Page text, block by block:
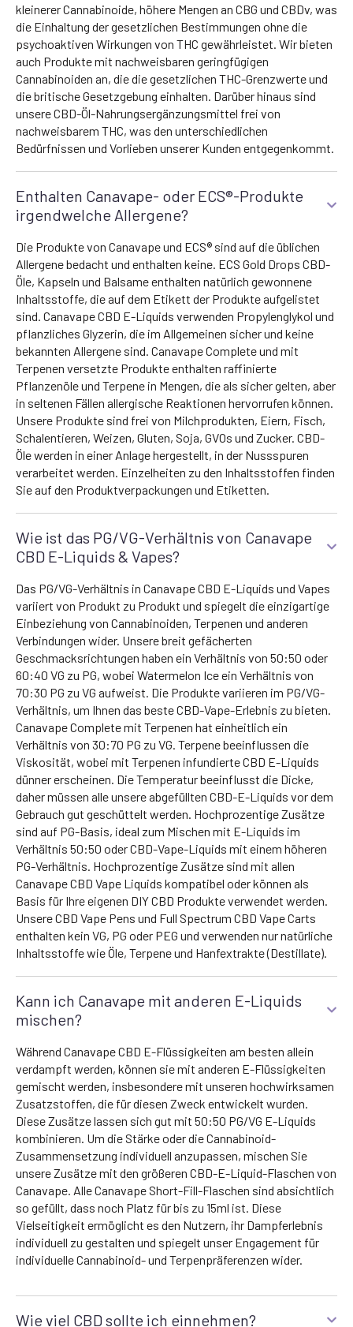
kleinerer Cannabinoide, höhere Mengen an CBG und CBDv, was
die Einhaltung der gesetzlichen Bestimmungen ohne die
psychoaktiven Wirkungen von THC gewährleistet. Wir bieten
auch Produkte mit nachweisbaren geringfügigen
Cannabinoiden an, die die gesetzlichen THC-Grenzwerte und
die britische Gesetzgebung einhalten. Darüber hinaus sind
unsere CBD-Öl-Nahrungsergänzungsmittel frei von
nachweisbarem THC, was den unterschiedlichen
Bedürfnissen und Vorlieben unserer Kunden entgegenkommt.
Enthalten Canavape- oder ECS®-Produkte
irgendwelche Allergene?
Die Produkte von Canavape und ECS® sind auf die üblichen
Allergene bedacht und enthalten keine. ECS Gold Drops CBD-
Öle, Kapseln und Balsame enthalten natürlich gewonnene
Inhaltsstoffe, die auf dem Etikett der Produkte aufgelistet
sind. Canavape CBD E-Liquids verwenden Propylenglykol und
pflanzliches Glyzerin, die im Allgemeinen sicher und keine
bekannten Allergene sind. Canavape Complete und mit
Terpenen versetzte Produkte enthalten raffinierte
Pflanzenöle und Terpene in Mengen, die als sicher gelten, aber
in seltenen Fällen allergische Reaktionen hervorrufen können.
Unsere Produkte sind frei von Milchprodukten, Eiern, Fisch,
Schalentieren, Weizen, Gluten, Soja, GVOs und Zucker. CBD-
Öle werden in einer Anlage hergestellt, in der Nussspuren
verarbeitet werden. Einzelheiten zu den Inhaltsstoffen finden
Sie auf den Produktverpackungen und Etiketten.
Wie ist das PG/VG-Verhältnis von Canavape
CBD E-Liquids & Vapes?
Das PG/VG-Verhältnis in Canavape CBD E-Liquids und Vapes
variiert von Produkt zu Produkt und spiegelt die einzigartige
Einbeziehung von Cannabinoiden, Terpenen und anderen
Verbindungen wider. Unsere breit gefächerten
Geschmacksrichtungen haben ein Verhältnis von 50:50 oder
60:40 VG zu PG, wobei Watermelon Ice ein Verhältnis von
70:30 PG zu VG aufweist. Die Produkte variieren im PG/VG-
Verhältnis, um Ihnen das beste CBD-Vape-Erlebnis zu bieten.
Canavape Complete mit Terpenen hat einheitlich ein
Verhältnis von 30:70 PG zu VG. Terpene beeinflussen die
Viskosität, wobei mit Terpenen infundierte CBD E-Liquids
dünner erscheinen. Die Temperatur beeinflusst die Dicke,
daher müssen alle unsere abgefüllten CBD-E-Liquids vor dem
Gebrauch gut geschüttelt werden. Hochprozentige Zusätze
sind auf PG-Basis, ideal zum Mischen mit E-Liquids im
Verhältnis 50:50 oder CBD-Vape-Liquids mit einem höheren
PG-Verhältnis. Hochprozentige Zusätze sind mit allen
Canavape CBD Vape Liquids kompatibel oder können als
Basis für Ihre eigenen DIY CBD Produkte verwendet werden.
Unsere CBD Vape Pens und Full Spectrum CBD Vape Carts
enthalten kein VG, PG oder PEG und verwenden nur natürliche
Inhaltsstoffe wie Öle, Terpene und Hanfextrakte (Destillate).
Kann ich Canavape mit anderen E-Liquids
mischen?
Während Canavape CBD E-Flüssigkeiten am besten allein
verdampft werden, können sie mit anderen E-Flüssigkeiten
gemischt werden, insbesondere mit unseren hochwirksamen
Zusatzstoffen, die für diesen Zweck entwickelt wurden.
Diese Zusätze lassen sich gut mit 50:50 PG/VG E-Liquids
kombinieren. Um die Stärke oder die Cannabinoid-
Zusammensetzung individuell anzupassen, mischen Sie
unsere Zusätze mit den größeren CBD-E-Liquid-Flaschen von
Canavape. Alle Canavape Short-Fill-Flaschen sind absichtlich
so gefüllt, dass noch Platz für bis zu 15ml ist. Diese
Vielseitigkeit ermöglicht es den Nutzern, ihr Dampferlebnis
individuell zu gestalten und spiegelt unser Engagement für
individuelle Cannabinoid- und Terpenpräferenzen wider.
Wie viel CBD sollte ich einnehmen?